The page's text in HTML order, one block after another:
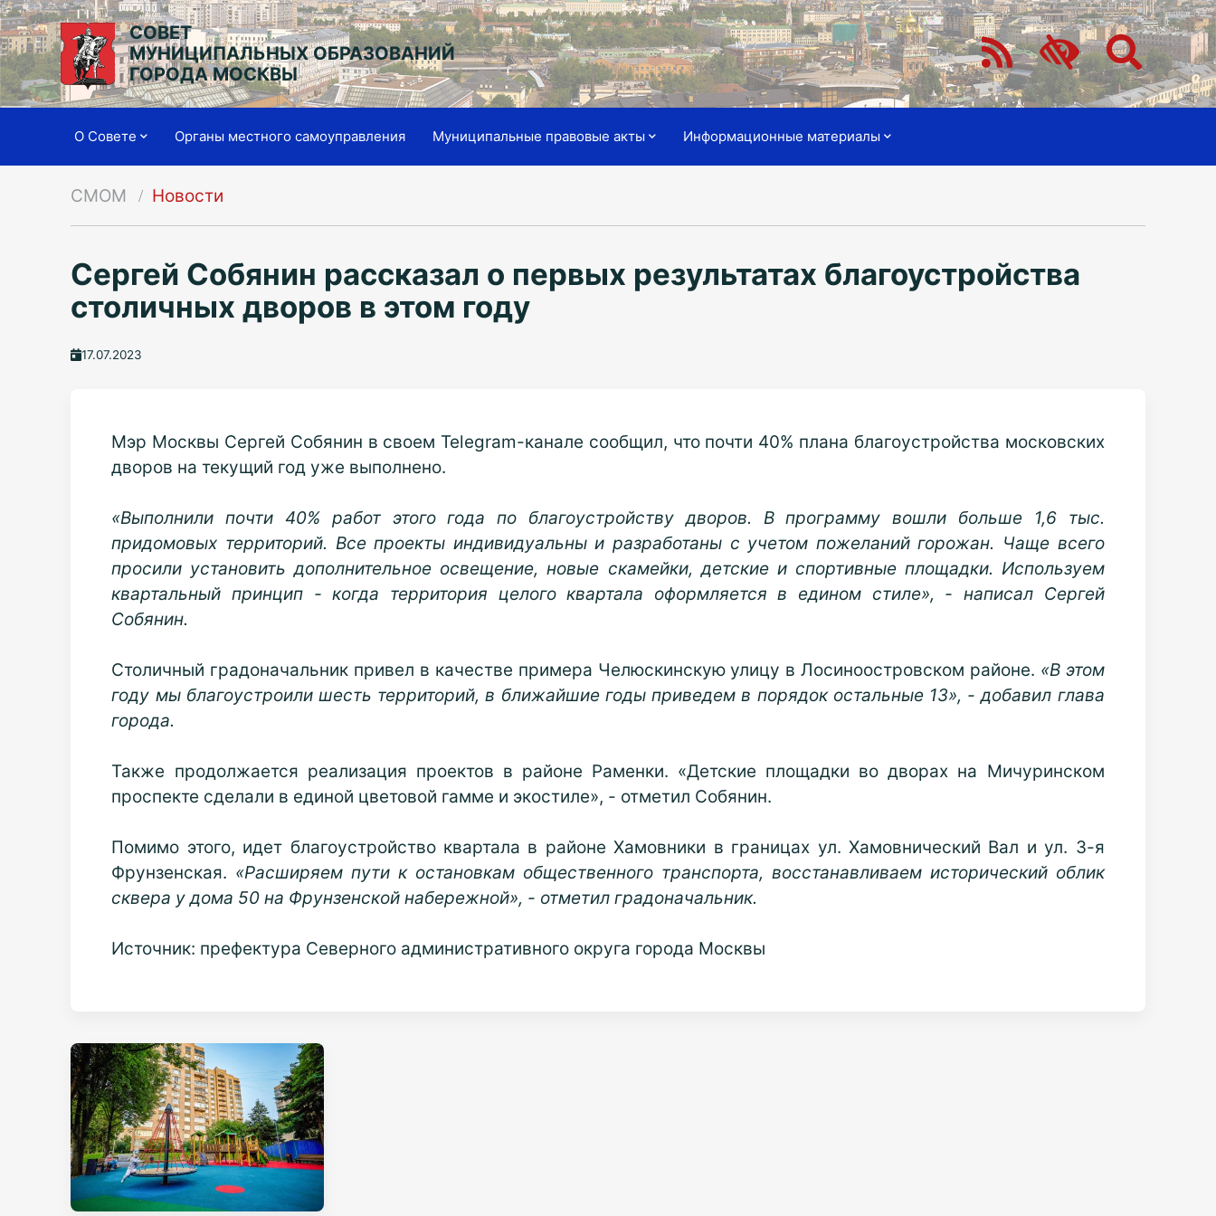
СОВЕТ
МУНИЦИПАЛЬНЫХ ОБРАЗОВАНИЙ
ГОРОДА МОСКВЫ
О Совете Органы местного самоуправления Муниципальные правовые акты Информационные материалы
СМОМ Новости
Сергей Собянин рассказал о первых результатах благоустройства
столичных дворов в этом году
17.07.2023
Мэр Москвы Сергей Собянин в своем Telegram-канале сообщил, что почти 40% плана благоустройства московских
дворов на текущий год уже выполнено.
«Выполнили почти 40% работ этого года по благоустройству дворов. В программу вошли больше 1,6 тыс.
придомовых территорий. Все проекты индивидуальны и разработаны с учетом пожеланий горожан. Чаще всего
просили установить дополнительное освещение, новые скамейки, детские и спортивные площадки. Используем
квартальный принцип - когда территория целого квартала оформляется в едином стиле», - написал Сергей
Собянин.
Столичный градоначальник привел в качестве примера Челюскинскую улицу в Лосиноостровском районе. «В этом
году мы благоустроили шесть территорий, в ближайшие годы приведем в порядок остальные 13», - добавил глава
города.
Также продолжается реализация проектов в районе Раменки. «Детские площадки во дворах на Мичуринском
проспекте сделали в единой цветовой гамме и экостиле», - отметил Собянин.
Помимо этого, идет благоустройство квартала в районе Хамовники в границах ул. Хамовнический Вал и ул. 3-я
Фрунзенская. «Расширяем пути к остановкам общественного транспорта, восстанавливаем исторический облик
сквера у дома 50 на Фрунзенской набережной», - отметил градоначальник.
Источник: префектура Северного административного округа города Москвы